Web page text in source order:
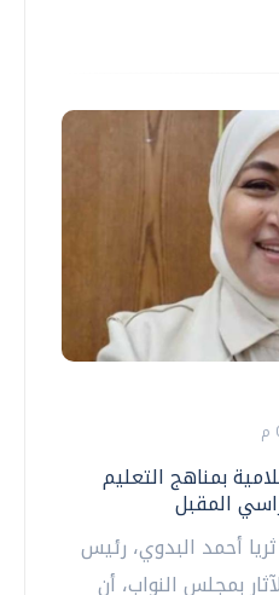
بمناهج التعليم
المقبل
أحمد البدوي، رئيس
بمجلس النواب، أن